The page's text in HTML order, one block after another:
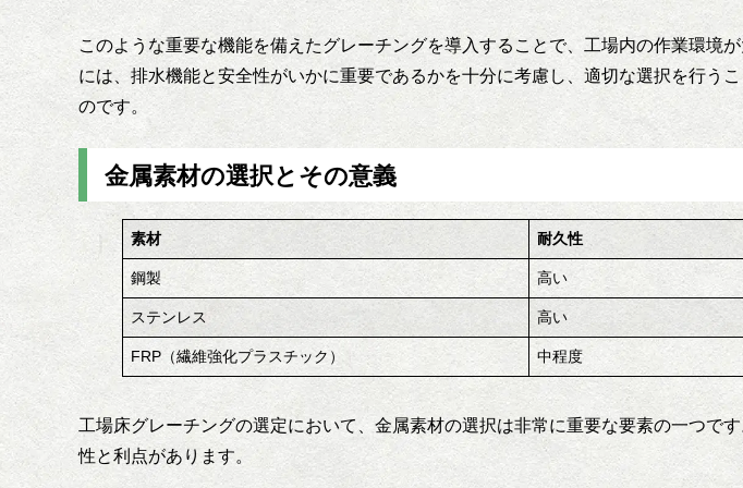
このような重要な機能を備えたグレーチングを導入することで、工場内の作業環境
には、排水機能と安全性がいかに重要であるかを十分に考慮し、適切な選択を行う
のです。
金属素材の選択とその意義
素材 耐久性
鋼製 高い
ステンレス 高い
FRP（繊維強化プラスチック） 中程度
工場床グレーチングの選定において、金属素材の選択は非常に重要な要素の一つで
性と利点があります。